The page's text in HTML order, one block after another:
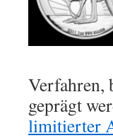
Verfahren,
geprägt
limitierter